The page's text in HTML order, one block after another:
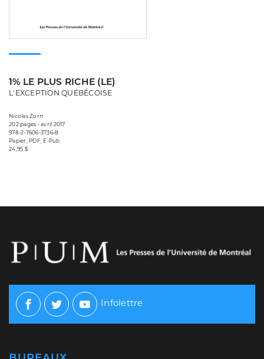
1% LE PLUS RICHE (LE)
L'EXCEPTION QUÉBÉCOISE
Nicolas Zorn
202 pages • avril 2017
978-2-7606-3736-8
Papier, PDF, E-Pub
24,95 $
Facebook
TwitterYoutube
Infolettre